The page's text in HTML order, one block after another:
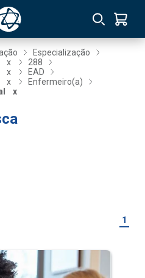
Especialização
x
288
x
EAD
x
Enfermeiro(a)
x
1